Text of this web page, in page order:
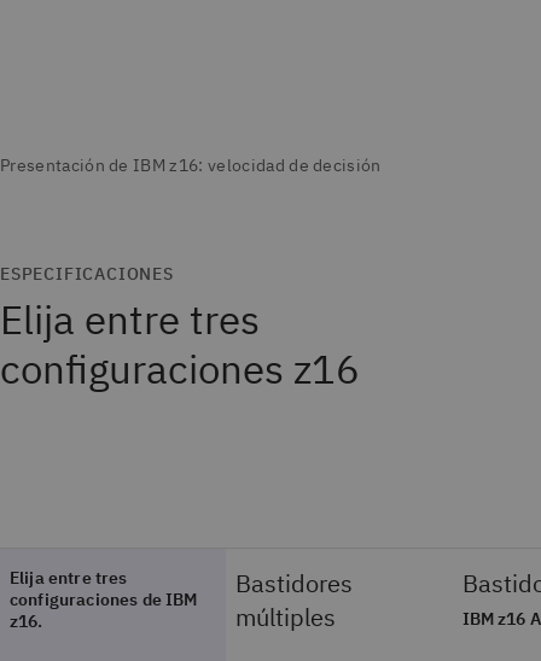
ESPECIFICACIONES
Elija entre tres
configuraciones de IBM
z16.
Bastidores
múltiples
IBM z16